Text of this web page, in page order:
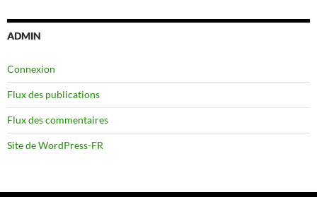
ADMIN
Connexion
Flux des publications
Flux des commentaires
Site de WordPress-FR